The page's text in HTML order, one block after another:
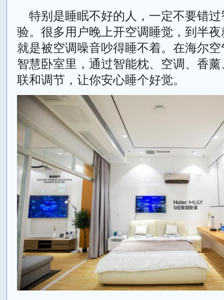
特别是睡眠不好的人，一定不要错
验。很多用户晚上开空调睡觉，到半
就是被空调噪音吵得睡不着。在海尔
智慧卧室里，通过智能枕、空调、香
联和调节，让你安心睡个好觉。